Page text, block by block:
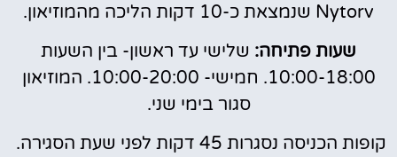
Nytorv שנמצאת כ-10 דקות הליכה מהמוזיאון.
שעות פתיחה: שלישי עד ראשון- בין השעות
10:00-18:00. חמישי- 10:00-20:00. המוזיאון
סגור בימי שני.
קופות הכניסה נסגרות 45 דקות לפני שעת הסגירה.